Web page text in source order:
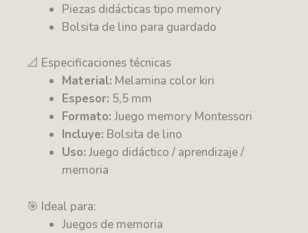
Piezas didácticas tipo memory
Bolsita de lino para guardado
📐 Especificaciones técnicas
Material: Melamina color kiri
Espesor: 5,5 mm
Formato: Juego memory Montessori
Incluye: Bolsita de lino
Uso: Juego didáctico / aprendizaje /
memoria
🎯 Ideal para:
Juegos de memoria